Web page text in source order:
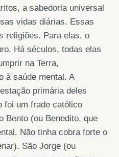
a sabedoria universal
vidas diárias. Essas
religiões. Para elas, o
Há séculos, todas elas
na Terra,
à saúde mental. A
primária deles
foi um frade católico
Bento (ou Benedito, que
Não tinha cobra forte o
São Jorge (ou